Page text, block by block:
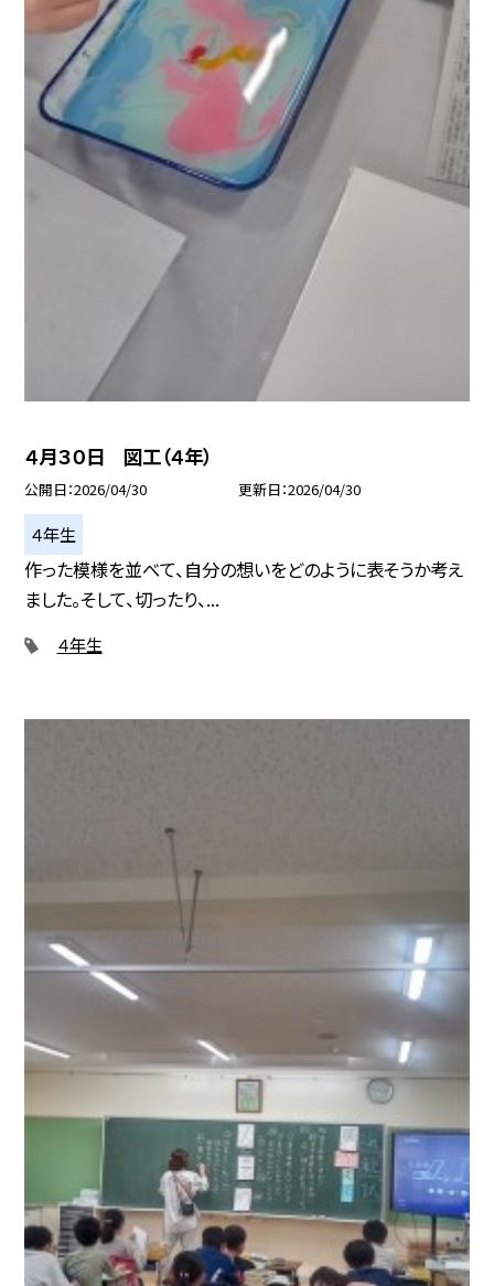
４月３０日 図工（４年）
公開日 2026/04/30 更新日 2026/04/30
４年生
作った模様を並べて、自分の想いをどのように表そうか考え
ました。そして、切ったり、...
４年生